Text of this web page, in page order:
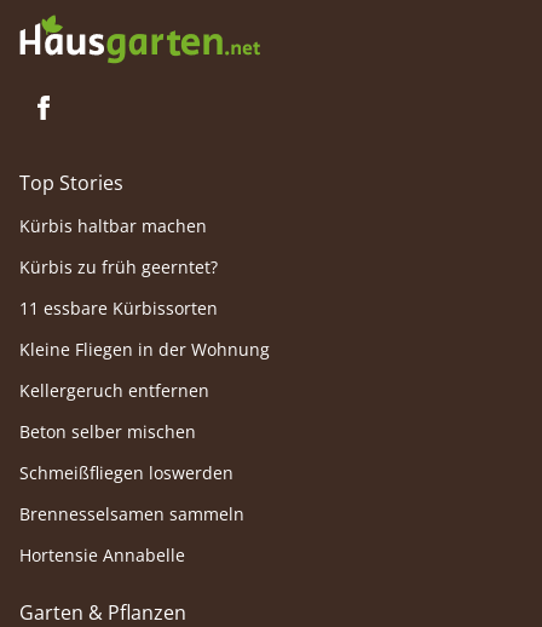
Top Stories
Kürbis haltbar machen
Kürbis zu früh geerntet?
11 essbare Kürbissorten
Kleine Fliegen in der Wohnung
Kellergeruch entfernen
Beton selber mischen
Schmeißfliegen loswerden
Brennesselsamen sammeln
Hortensie Annabelle
Garten & Pflanzen